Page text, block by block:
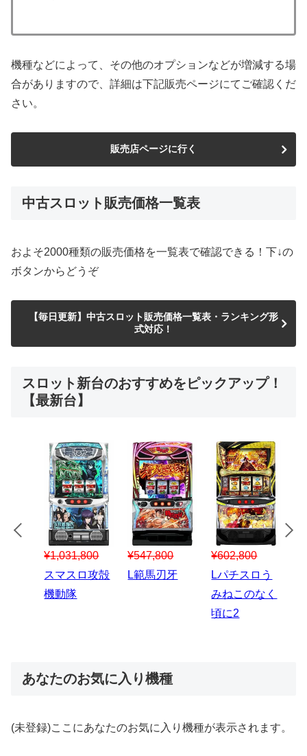
機種などによって、その他のオプションなどが増減する場
合がありますので、詳細は下記販売ページにてご確認くだ
さい。
販売店ページに行く
中古スロット販売価格一覧表
およそ2000種類の販売価格を一覧表で確認できる！下↓の
ボタンからどうぞ
【毎日更新】中古スロット販売価格一覧表・ランキング形
式対応！
スロット新台のおすすめをピックアップ！
【最新台】
¥547,800
スマスロハナ
ビ
¥150,000
スマスロ秘宝
¥1,867,800
Lパチスロ 炎
炎ノ消防隊2
あなたのお気に入り機種
(未登録)ここにあなたのお気に入り機種が表示されます。